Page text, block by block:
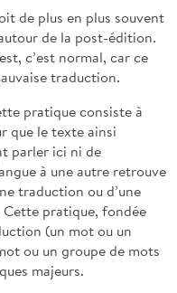
de plus en plus souvent
de la post-édition.
c’est normal, car ce
traduction.
pratique consiste à
que le texte ainsi
parler ici ni de
à une autre retrouve
traduction ou d’une
pratique, fondée
(un mot ou un
ou un groupe de mots
majeurs.